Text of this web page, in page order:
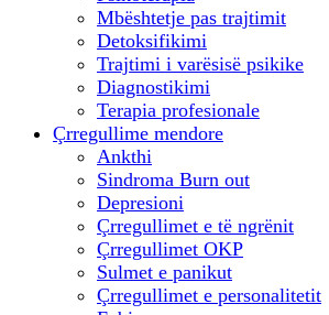
Mbështetje pas trajtimit
Detoksifikimi
Trajtimi i varësisë psikike
Diagnostikimi
Terapia profesionale
Çrregullime mendore
Ankthi
Sindroma Burn out
Depresioni
Çrregullimet e të ngrënit
Çrregullimet OKP
Sulmet e panikut
Çrregullimet e personalitetit